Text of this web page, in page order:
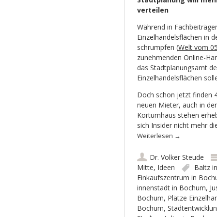
verteilen
Während in
Einzelhandelsflächen in
schrumpfen (Welt vom
zunehmenden Online-
das Stadtplanungsamt
Einzelhandelsflächen
Doch schon jetzt finden
neuen Mieter, auch in
Kortumhaus stehen
sich Insider nicht mehr
Weiterlesen →
Dr. Volker Steude
Mitte, Ideen
Baltz
Einkaufszentrum in
innenstadt in Bochum,
Bochum, Plätze
Bochum,